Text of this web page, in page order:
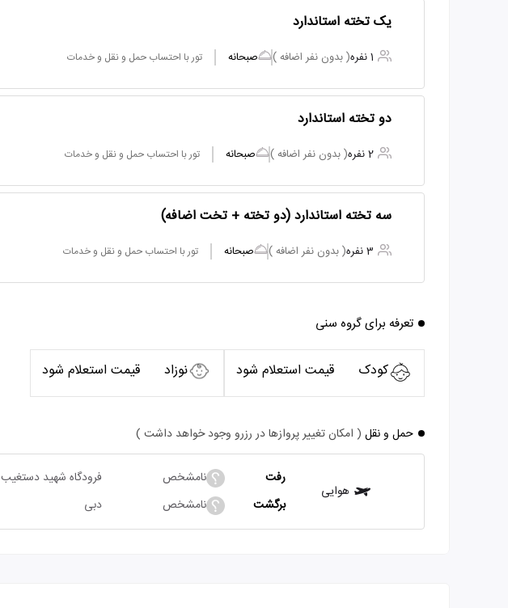
یک تخته استاندارد
1 نفره ( بدون نفر اضافه ) صبحانه تور با احتساب حمل و نقل و خدمات
دو تخته استاندارد
2 نفره ( بدون نفر اضافه ) صبحانه تور با احتساب حمل و نقل و خدمات
سه تخته استاندارد (دو تخته + تخت اضافه)
3 نفره ( بدون نفر اضافه ) صبحانه تور با احتساب حمل و نقل و خدمات
تعرفه برای گروه سنی
کودک قیمت استعلام شود نوزاد قیمت استعلام شود
حمل و نقل ( امکان تغییر پروازها در رزرو وجود خواهد داشت )
هوایی
رفت نامشخص فرودگاه شهید دستغیب
برگشت نامشخص دبی